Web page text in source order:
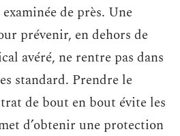
de près. Une
prévenir, en dehors de
avéré, ne rentre pas dans
standard. Prendre le
de bout en bout évite les
d’obtenir une protection